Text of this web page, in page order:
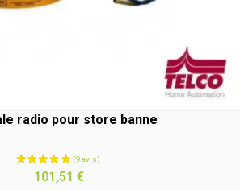
radio pour store banne
Prix
101,51 €